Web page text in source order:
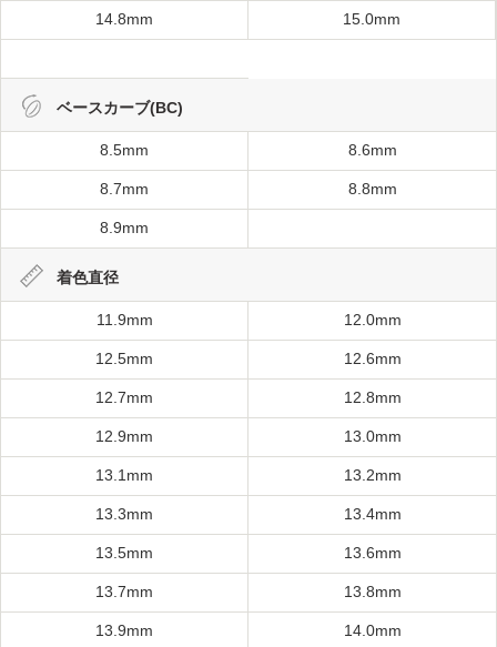
14.8mm 15.0mm
ベースカーブ(BC)
8.5mm 8.6mm
8.7mm 8.8mm
8.9mm
着色直径
11.9mm 12.0mm
12.5mm 12.6mm
12.7mm 12.8mm
12.9mm 13.0mm
13.1mm 13.2mm
13.3mm 13.4mm
13.5mm 13.6mm
13.7mm 13.8mm
13.9mm 14.0mm